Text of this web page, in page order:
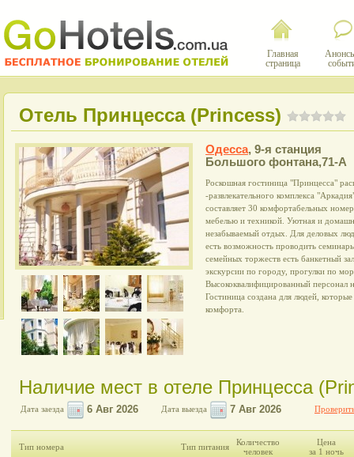
Главная
страница
Отель Принцесса (Рrincess)
Одесса, 9-я станция
Большого фонтана,71-А
Роскошная гостиница "Принцесса"
-развлекательного комплекса
составляет 30 комфортабельных
мебелью и техникой. Уютная и
незабываемый отдых. Для деловых
есть возможность проводить
семейных торжеств есть банкетный
экскурсии по городу, прогулки по
Высококвалифицированный персонал
Гостиница создана для людей,
комфорта.
Наличие мест в отеле Принцесса
Дата заезда Дата выезда
Тип номера Тип питания
Количество
человек
Цена
за 1 ночь